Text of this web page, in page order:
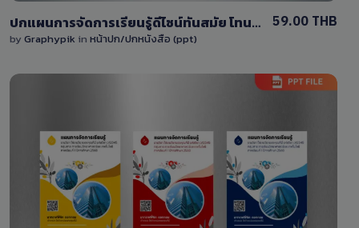
ปกแผนการจัดการเรียนรู้ดีไซน์ทันสมัย โทนสีแดงและน้ำเงิน มีพื้นที่ใส่ภาพบุคคลและ QR code เหมาะสำหรับเอกสารการเรียนการสอน
by Graphypik in หน้าปก/ปกหนังสือ (ppt)
59.00 THB
View Details
1 Sale